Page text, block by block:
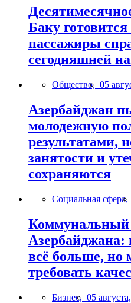
Баку
пассажиры
сегодняшней
Общество, 05
Азербайджан
молодежную
результатами,
занятости и
сохраняются
Социальная сфера,
Коммунальный
Азербайджана:
всё больше, но
требовать
Бизнес, 05